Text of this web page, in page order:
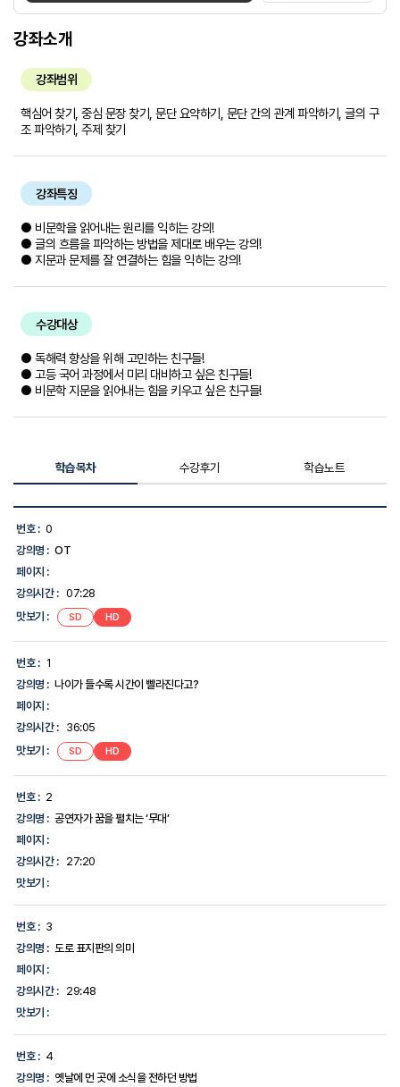
강좌소개
강좌범위
핵심어 찾기, 중심 문장 찾기, 문단 요약하기, 문단 간의 관계 파악하기, 글의 구
조 파악하기, 주제 찾기
강좌특징
● 비문학을 읽어내는 원리를 익히는 강의!
● 글의 흐름을 파악하는 방법을 제대로 배우는 강의!
● 지문과 문제를 잘 연결하는 힘을 익히는 강의!
수강대상
● 독해력 향상을 위해 고민하는 친구들!
● 고등 국어 과정에서 미리 대비하고 싶은 친구들!
● 비문학 지문을 읽어내는 힘을 키우고 싶은 친구들!
학습목차 수강후기 학습노트
습
목
차
목
록
번
강
의
명,
강
의
간,
맛
보
대
한
보
를
공
다.
번호 : 0
강의명 : OT
페이지 :
강의시간 : 07:28
맛보기 :
SD HD
번호 : 1
강의명 : 나이가 들수록 시간이 빨라진다고?
페이지 :
강의시간 :
36:05
맛보기 :
SD HD
번호 : 2
강의명 : 공연자가 꿈을 펼치는 ‘무대’
페이지 :
강의시간 :
27:20
맛보기 :
번호 : 3
강의명 : 도로 표지판의 의미
페이지 :
강의시간 :
29:48
맛보기 :
번호 : 4
강의명 : 옛날에 먼 곳에 소식을 전하던 방법